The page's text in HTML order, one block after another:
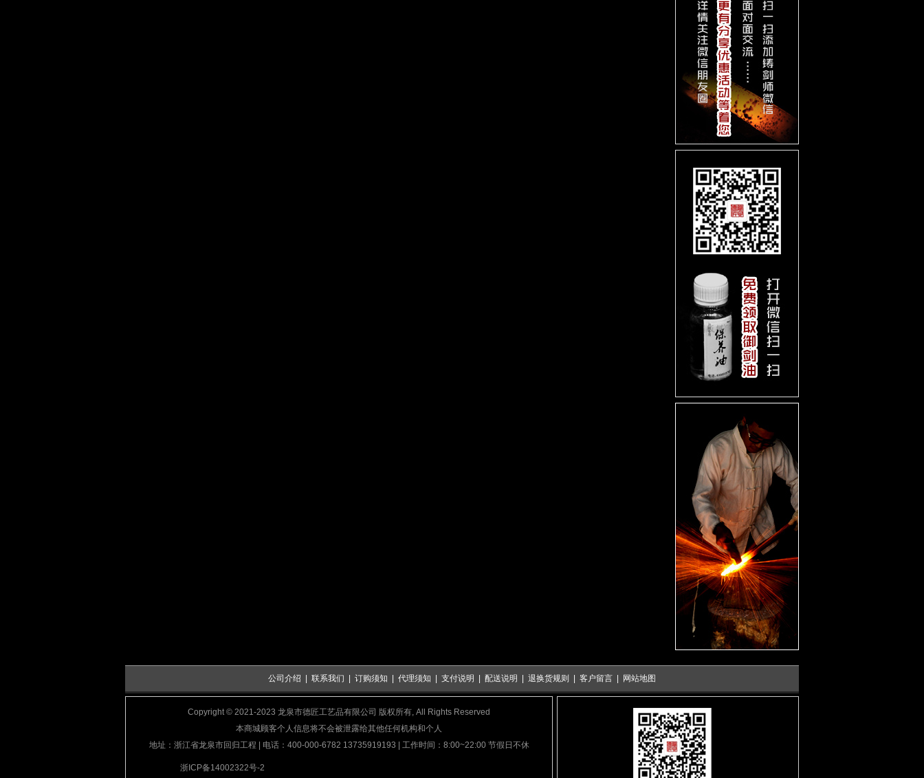
公司介绍 联系我们 订购须知 代理须知 支付说明 配送说明 退换货规则 客户留言 网站地图
Copyright © 2021-2023 龙泉市德匠工艺品有限公司 版权所有, All Rights Reserved
本商城顾客个人信息将不会被泄露给其他任何机构和个人
地址：浙江省龙泉市回归工程 | 电话：400-000-6782 13735919193 | 工作时间：8:00~22:00 节假日不休
浙ICP备14002322号-2